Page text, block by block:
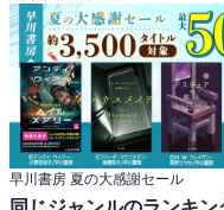
早川書房 夏の大感謝セール